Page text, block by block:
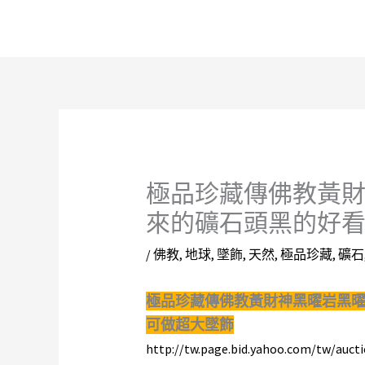
極品珍藏傳佛教黃
來的礦石頭黑的好
/佛教, 地球, 墜飾, 天然, 極品珍藏, 礦石
極品珍藏傳佛教黃財神黑曜岩黑
可做超大墜飾
http://tw.page.bid.yahoo.com/tw/